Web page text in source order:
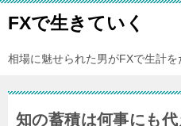
FXで生きていく
相場に魅せられた男がFXで生計を
知の蓄積は何事にも